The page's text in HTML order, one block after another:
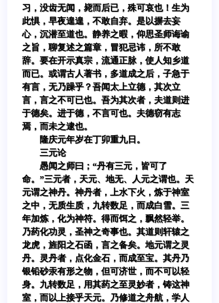
习，没齿无闻，毙而后已，殊可哀也！生为
此惧，早夜遑遑，不敢自弃。是以摒去妄
心，沉潜至道也。静养之暇，仰思圣师诲谕
之旨，聊复述之篇章，冒犯忌讳，所不敢
辞。要在开示真宗，流通正脉，使人知乡道
而已。或谓古人著书，多道成之后，子急于
有言，无乃躁乎？吾闻太上立德，其次立
言，言之不可已也。吾为其次者，夫道则进
于德矣。进于德，不言可也。夫德窃有志
焉，而未之逮也。
隆庆元年岁在丁卯重九日。
三元论
愚闻之师曰；“丹有三元，皆可了
命。”三元者，天元、地无、人元之谓也。天
元谓之神丹。神丹者，上水下火，炼于神室
之中，无质生质，九转数足，而成白雪。三
年加炼，化为神符。得而饵之，飘然轻举。
乃药化功灵，圣神之奇事也。其道则轩辕之
龙虎，旌阳之石函，言之备矣。地元谓之灵
丹。灵丹者，点化金石，而成至宝。其丹乃
银铅砂汞有形之物，但可济世，而不可以轻
身。九转数足，用其药之至灵妙者，铸这神
室，而以上接乎天元。乃修道之舟航，学人